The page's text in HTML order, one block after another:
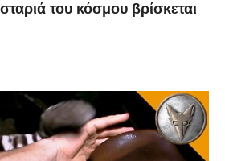
του κόσμου βρίσκεται